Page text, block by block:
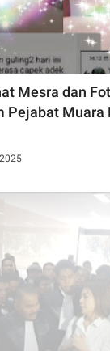
Mesra dan
Pejabat Muara